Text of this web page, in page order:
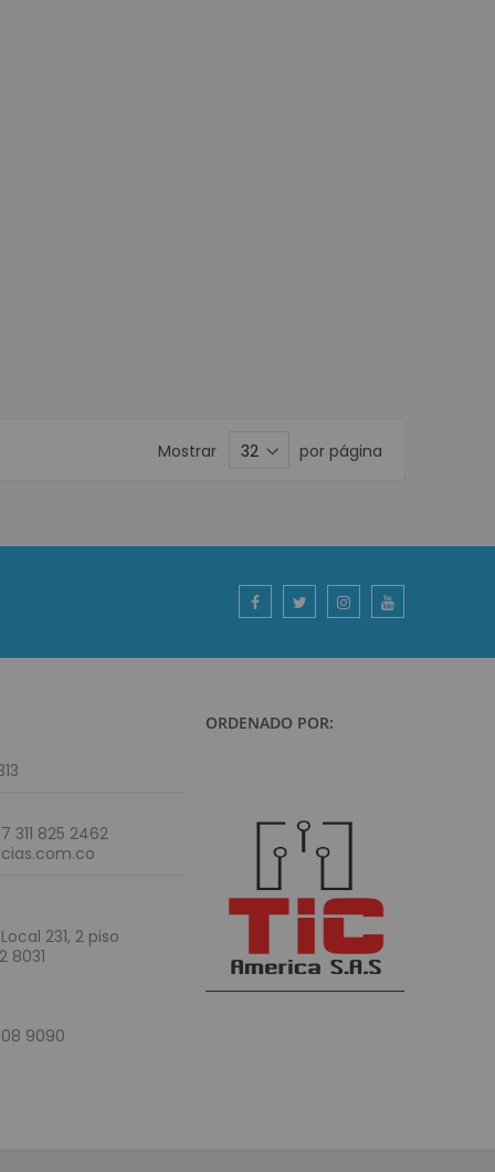
Mostrar por página
311 825 2462
231, 2 piso
8031
9090
ORDENADO POR: